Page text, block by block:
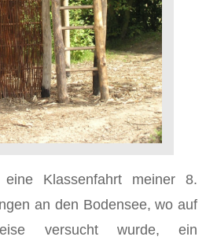
Klassenfahrt meiner 8.
an den Bodensee, wo auf
versucht wurde, ein